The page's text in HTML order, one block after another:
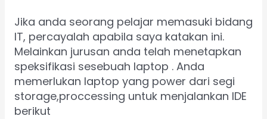
Jika anda seorang pelajar memasuki bidang
IT, percayalah apabila saya katakan ini.
Melainkan jurusan anda telah menetapkan
speksifikasi sesebuah laptop . Anda
memerlukan laptop yang power dari segi
storage,proccessing untuk menjalankan IDE
berikut